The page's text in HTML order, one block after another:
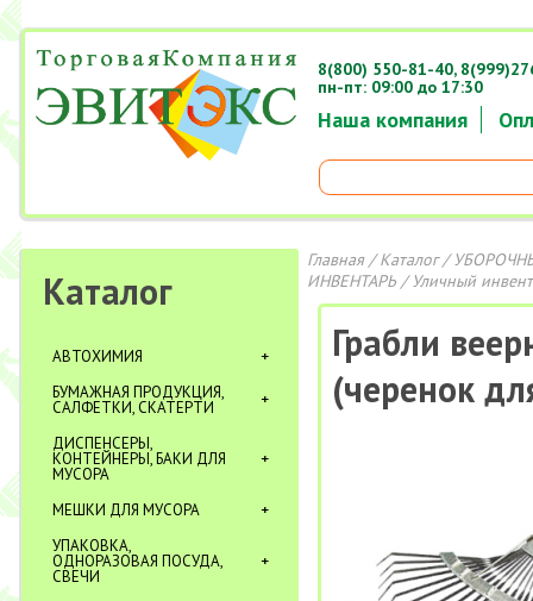
Наша компания
8(800) 550-81-40,
пн-пт: 09:00 до 17:30
Каталог
АВТОХИМИЯ
БУМАЖНАЯ ПРОДУКЦИЯ,
САЛФЕТКИ, СКАТЕРТИ
ДИСПЕНСЕРЫ,
КОНТЕЙНЕРЫ, БАКИ ДЛЯ
МУСОРА
МЕШКИ ДЛЯ МУСОРА
УПАКОВКА,
ОДНОРАЗОВАЯ ПОСУДА,
СВЕЧИ
Главная/Каталог/
ИНВЕНТАРЬ /Уличный
Грабли
(черенок